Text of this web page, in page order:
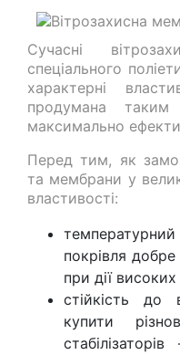
Сучасні
спеціального
характерні
продумана
максимально
Перед тим, як
та мембрани у
властивості:
покрівля
при дії
стійкість до
купити